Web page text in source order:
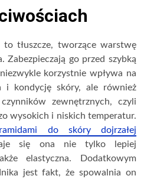
tłuszcze, tworzące warstwę
Zabezpieczają go przed szybką
korzystnie wpływa na
i kondycję skóry, ale również
zewnętrznych, czyli
wysokich i niskich temperatur.
do skóry dojrzałej
się ona nie tylko lepiej
elastyczna. Dodatkowym
jest fakt, że spowalnia on